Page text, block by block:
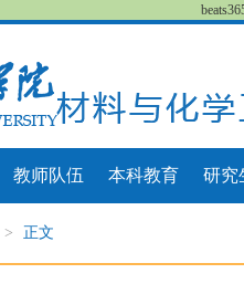
教师队伍 本科教育 研究
> 正文